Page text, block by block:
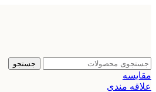
جستجو
مقایسه
علاقه مندی